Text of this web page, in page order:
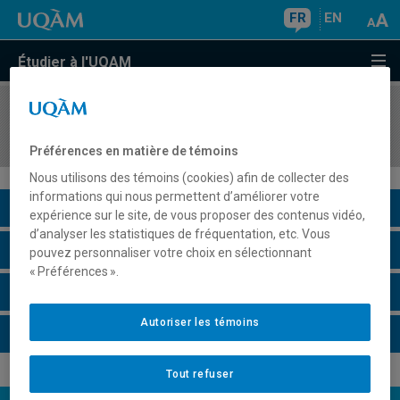
FR EN
Étudier à l'UQAM
COURS//
Description du cours
Horaire - Été 2026
Préférences en matière de témoins
Nous utilisons des témoins (cookies) afin de collecter des
informations qui nous permettent d’améliorer votre
expérience sur le site, de vous proposer des contenus vidéo,
d’analyser les statistiques de fréquentation, etc. Vous
pouvez personnaliser votre choix en sélectionnant
« Préférences ».
Tout refuser
Autoriser les témoins